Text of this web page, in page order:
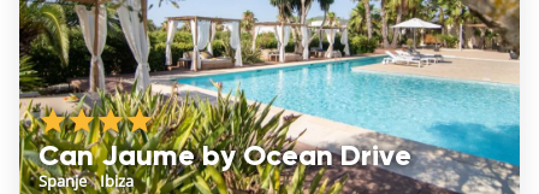
Can Jaume by Ocean Drive
Spanje/Ibiza